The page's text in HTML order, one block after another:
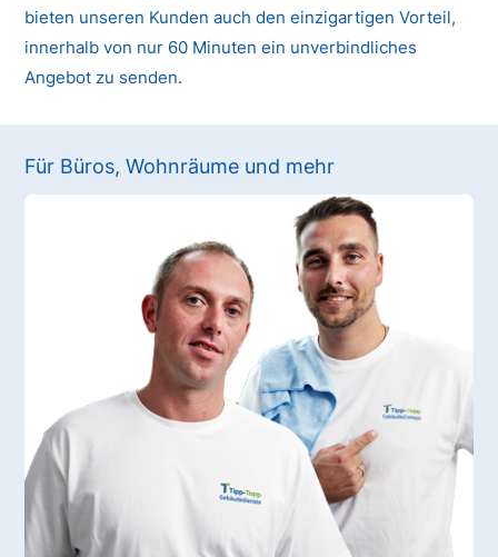
bieten unseren Kunden auch den einzigartigen Vorteil,
innerhalb von nur 60 Minuten ein unverbindliches
Angebot zu senden.
Für Büros, Wohnräume und mehr